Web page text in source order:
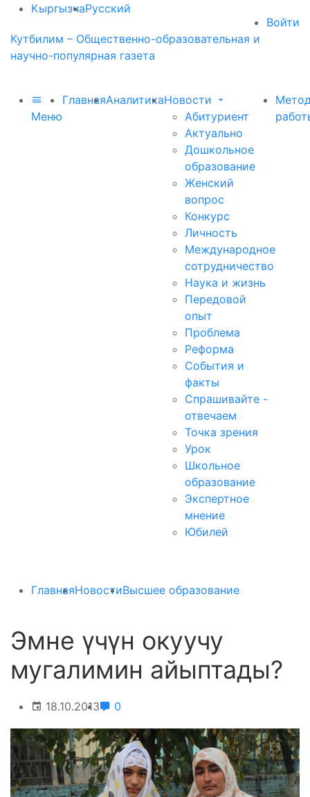
КыргызчаРусский
Войти
Кутбилим – Общественно-образовательная и
научно-популярная газета
Меню
ГлавнаяАналитикаНовости
Абитуриент
Актуально
Дошкольное
образование
Женский
вопрос
Конкурс
Личность
Международное
сотрудничество
Наука и жизнь
Передовой
опыт
Проблема
Реформа
События и
факты
Спрашивайте -
отвечаем
Точка зрения
Урок
Школьное
образование
Экспертное
мнение
Юбилей
ГлавнаяНовостиВысшее образование
Эмне үчүн окуучу
мугалимин айыптады?
18.10.2013 0